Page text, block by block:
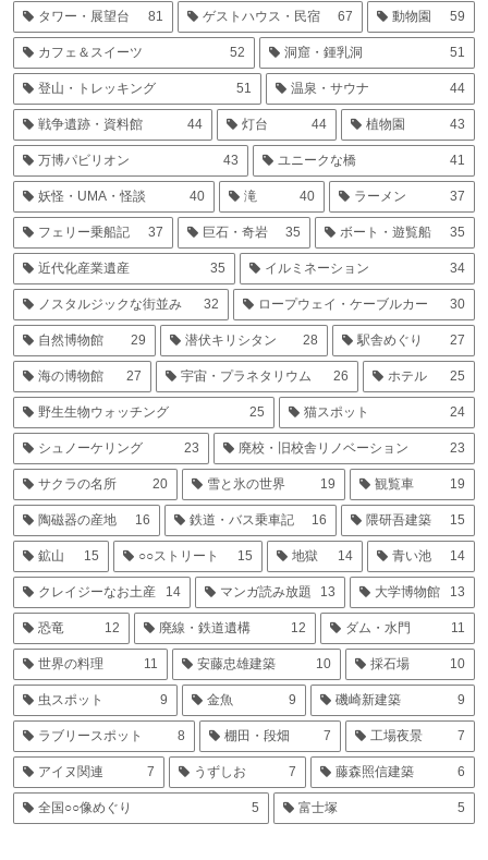
タワー・展望台 81 ゲストハウス・民宿 67 動物園 59
カフェ＆スイーツ 52 洞窟・鍾乳洞 51
登山・トレッキング 51 温泉・サウナ 44
戦争遺跡・資料館 44 灯台 44 植物園 43
万博パビリオン 43 ユニークな橋 41
妖怪・UMA・怪談 40 滝 40 ラーメン 37
フェリー乗船記 37 巨石・奇岩 35 ボート・遊覧船 35
近代化産業遺産 35 イルミネーション 34
ノスタルジックな街並み 32 ロープウェイ・ケーブルカー 30
自然博物館 29 潜伏キリシタン 28 駅舎めぐり 27
海の博物館 27 宇宙・プラネタリウム 26 ホテル 25
野生生物ウォッチング 25 猫スポット 24
シュノーケリング 23 廃校・旧校舎リノベーション 23
サクラの名所 20 雪と氷の世界 19 観覧車 19
陶磁器の産地 16 鉄道・バス乗車記 16 隈研吾建築 15
鉱山 15 ○○ストリート 15 地獄 14 青い池 14
クレイジーなお土産 14 マンガ読み放題 13 大学博物館 13
恐竜 12 廃線・鉄道遺構 12 ダム・水門 11
世界の料理 11 安藤忠雄建築 10 採石場 10
虫スポット 9 金魚 9 磯崎新建築 9
ラブリースポット 8 棚田・段畑 7 工場夜景 7
アイヌ関連 7 うずしお 7 藤森照信建築 6
全国○○像めぐり 5 富士塚 5